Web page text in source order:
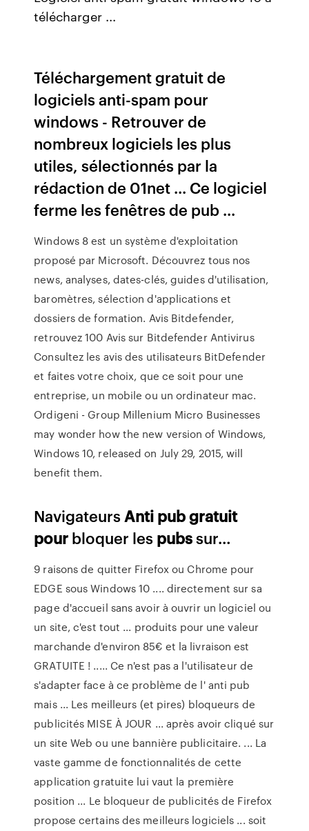
télécharger ...
Téléchargement gratuit de
logiciels anti-spam pour
windows - Retrouver de
nombreux logiciels les plus
utiles, sélectionnés par la
rédaction de 01net ... Ce logiciel
ferme les fenêtres de pub ...
Windows 8 est un système d'exploitation
proposé par Microsoft. Découvrez tous nos
news, analyses, dates-clés, guides d'utilisation,
baromètres, sélection d'applications et
dossiers de formation. Avis Bitdefender,
retrouvez 100 Avis sur Bitdefender Antivirus
Consultez les avis des utilisateurs BitDefender
et faites votre choix, que ce soit pour une
entreprise, un mobile ou un ordinateur mac.
Ordigeni - Group Millenium Micro Businesses
may wonder how the new version of Windows,
Windows 10, released on July 29, 2015, will
benefit them.
NavigateursAnti pubgratuit
pour bloquer les pubssur…
9 raisons de quitter Firefox ou Chrome pour
EDGE sous Windows 10 .... directement sur sa
page d'accueil sans avoir à ouvrir un logiciel ou
un site, c'est tout ... produits pour une valeur
marchande d'environ 85€ et la livraison est
GRATUITE ! ..... Ce n'est pas a l'utilisateur de
s'adapter face à ce problème de l' anti pub
mais ... Les meilleurs (et pires) bloqueurs de
publicités MISE À JOUR ... après avoir cliqué sur
un site Web ou une bannière publicitaire. ... La
vaste gamme de fonctionnalités de cette
application gratuite lui vaut la première
position ... Le bloqueur de publicités de Firefox
propose certains des meilleurs logiciels ... soit